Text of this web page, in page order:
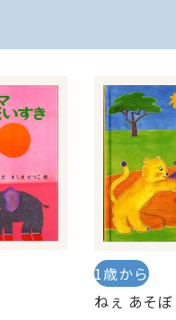
1歳から
ねぇ あそぼ